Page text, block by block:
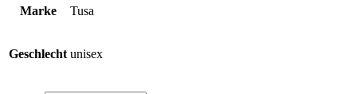
Marke Tusa
Geschlecht unisex